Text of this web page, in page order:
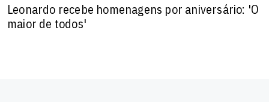
Leonardo recebe homenagens por aniversário: 'O
maior de todos'